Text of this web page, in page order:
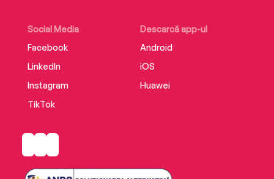
Social Media
Facebook
LinkedIn
Instagram
TikTok
Descarcă app-ul
Android
iOS
Huawei